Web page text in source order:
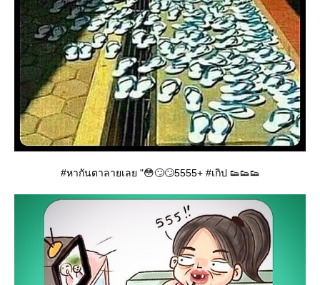
#หากันตาลายเลย "😳🙄🙄5555+ #เกิป 👟👟👟